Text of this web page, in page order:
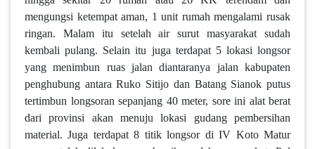
mengungsi ketempat aman, 1 unit rumah mengalami rusak
ringan. Malam itu setelah air surut masyarakat sudah
kembali pulang. Selain itu juga terdapat 5 lokasi longsor
yang menimbun ruas jalan diantaranya jalan kabupaten
penghubung antara Ruko Sitijo dan Batang Sianok putus
tertimbun longsoran sepanjang 40 meter, sore ini alat berat
dari provinsi akan menuju lokasi gudang pembersihan
material. Juga terdapat 8 titik longsor di IV Koto Matur